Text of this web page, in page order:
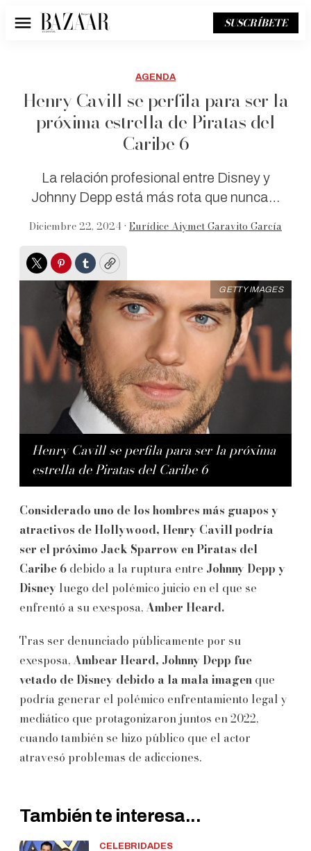
Menú SUSCRÍBETE
AGENDA
Henry Cavill se perfila para ser la
próxima estrella de Piratas del
Caribe 6
La relación profesional entre Disney y
Johnny Depp está más rota que nunca…
Diciembre 22, 2024 • Eurídice Aiymet Garavito García
TwitterPinterest
TumblrCopy
Henry Cavill se perfila para ser la próxima
estrella de Piratas del Caribe 6
GETTY IMAGES
Considerado uno de los hombres más guapos y
atractivos de Hollywood, Henry Cavill podría
ser el próximo Jack Sparrow en Piratas del
Caribe 6 debido a la ruptura entre Johnny Depp y
Disney luego del polémico juicio en el que se
enfrentó a su exesposa,Amber Heard.
Tras ser denunciado públicamente por su
exesposa,Ambear Heard, Johnny Depp fue
vetado de Disney debido a la mala imagen que
podría generar el polémico enfrentamiento legal y
mediático que protagonizaron juntos en 2022,
cuando también se hizo público que el actor
atravesó problemas de adicciones.
También te interesa...
CELEBRIDADES